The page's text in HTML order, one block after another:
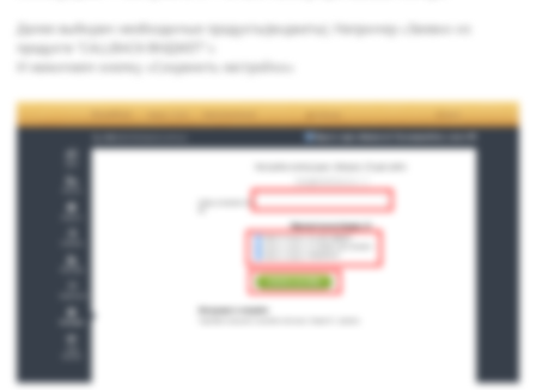
Далее выбирам необходимые продукты(виджеты). Например «Заявки из
продукта "CALLBACK-ВИДЖЕТ"»
И нажимаем кнопку «Сохранить настройки»